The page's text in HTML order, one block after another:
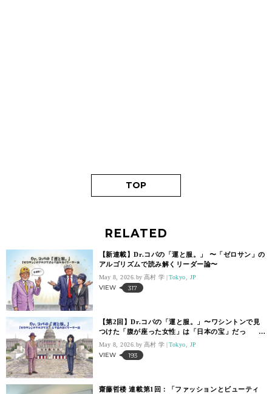
TOP
RELATED
【新連載】Dr.コパの「運と服。」 〜「ゼロサン」の
アルゴリズムで読み解くリーダー論〜
May 8, 2026. 高村 学 Tokyo, JP
VIEW 317
【第2回】Dr.コパの「運と服。」〜ワシントンで見
つけた「腹が座った女性」は「日本の宝」だっ
た？〜
May 8, 2026. 高村 学 Tokyo, JP
VIEW 193
齋藤哲楼 連載第1回：「ファッションとビューティ